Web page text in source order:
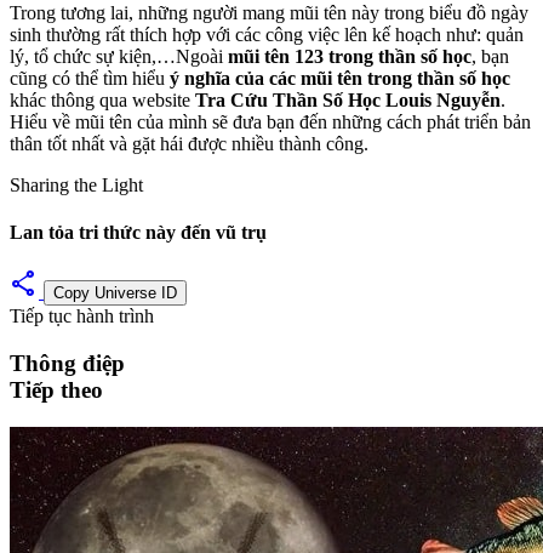
Trong tương lai, những người mang mũi tên này trong biểu đồ ngày
sinh thường rất thích hợp với các công việc lên kế hoạch như: quản
lý, tổ chức sự kiện,…Ngoài mũi tên 123 trong thần số học, bạn
cũng có thể tìm hiểu ý nghĩa của các mũi tên trong thần số học
khác thông qua website Tra Cứu Thần Số Học Louis Nguyễn.
Hiểu về mũi tên của mình sẽ đưa bạn đến những cách phát triển bản
thân tốt nhất và gặt hái được nhiều thành công.
Sharing the Light
Lan tỏa tri thức này đến vũ trụ
share Copy Universe ID
Tiếp tục hành trình
Thông điệp
Tiếp theo